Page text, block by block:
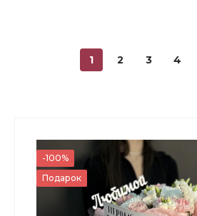
700 ₽
- +
1 2 3 4
-100%
Подарок